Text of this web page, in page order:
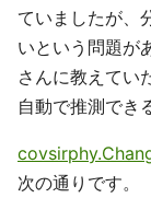
ていましたが、
いという問題が
さんに教えてい
自動で推測でき
次の通りです。